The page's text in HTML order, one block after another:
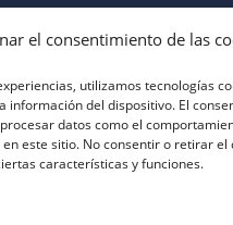
el consentimiento de las
utilizamos tecnologías
información del dispositivo. El
datos como el
este sitio. No consentir o retirar
características y funciones.